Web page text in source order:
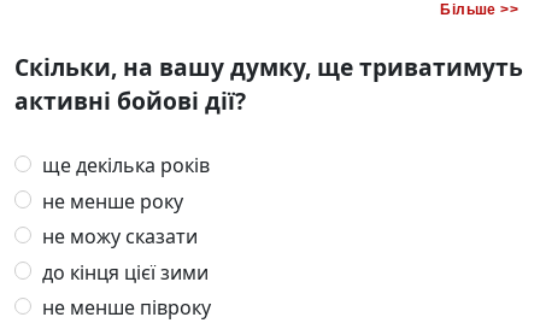
Більше >>
Скільки, на вашу думку, ще триватимуть
активні бойові дії?
ще декілька років
не менше року
не можу сказати
до кінця цієї зими
не менше півроку